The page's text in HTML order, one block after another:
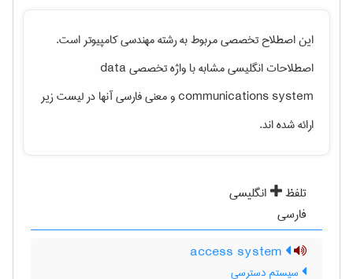
این اصطلاح تخصصی مربوط به رشتهمهندسی كامپيوتراست.
اصطلاحات انگلیسی مشابه با واژه تخصصیdata
communications systemو معنی فارسی آنها در لیست زیر
ارائه شده اند.
تلفظ
انگلیسی
فارسی
سیستم دسترسی